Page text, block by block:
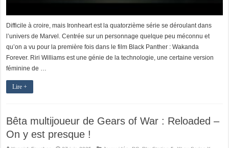
Difficile à croire, mais Ironheart est la quatorzième série se déroulant dans
l’univers de Marvel. Centrée sur un personnage quelque peu méconnu et
qu’on a vu pour la première fois dans le film Black Panther : Wakanda
Forever. Riri Williams est une génie de la technologie, une certaine version
féminine de …
Lire +
Bêta multijoueur de Gears of War : Reloaded –
On y est presque !